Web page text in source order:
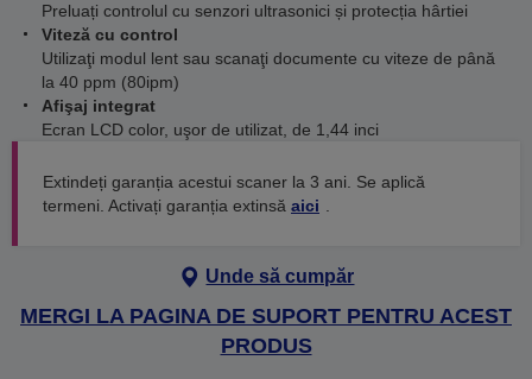
Preluați controlul cu senzori ultrasonici și protecția hârtiei
Viteză cu control
Utilizaţi modul lent sau scanaţi documente cu viteze de până
la 40 ppm (80ipm)
Afişaj integrat
Ecran LCD color, uşor de utilizat, de 1,44 inci
Extindeți garanția acestui scaner la 3 ani. Se aplică
termeni. Activați garanția extinsă aici
Unde să cumpăr
MERGI LA PAGINA DE SUPORT PENTRU ACEST
PRODUS